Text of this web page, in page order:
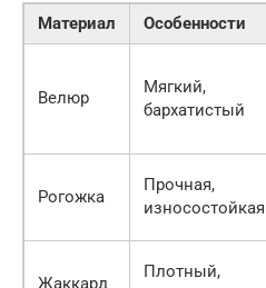
Материал Особенности
Велюр
Мягкий,
бархатистый
Рогожка
Прочная,
износостойкая
Жаккард
Плотный,